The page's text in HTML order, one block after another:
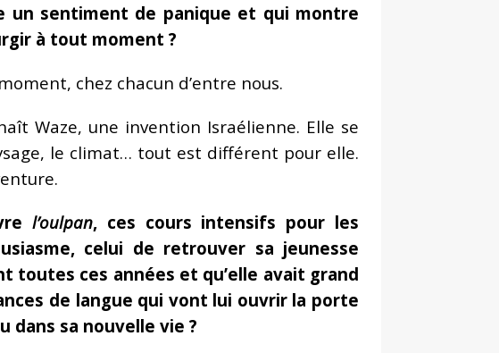
un sentiment de panique et qui montre
à tout moment ?
chez chacun d’entre nous.
Waze, une invention Israélienne. Elle se
le climat… tout est différent pour elle.
l’oulpan, ces cours intensifs pour les
celui de retrouver sa jeunesse
toutes ces années et qu’elle avait grand
de langue qui vont lui ouvrir la porte
dans sa nouvelle vie ?